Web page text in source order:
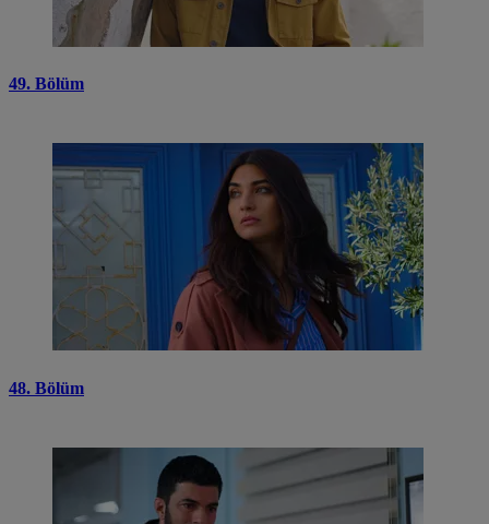
49. Bölüm
48. Bölüm